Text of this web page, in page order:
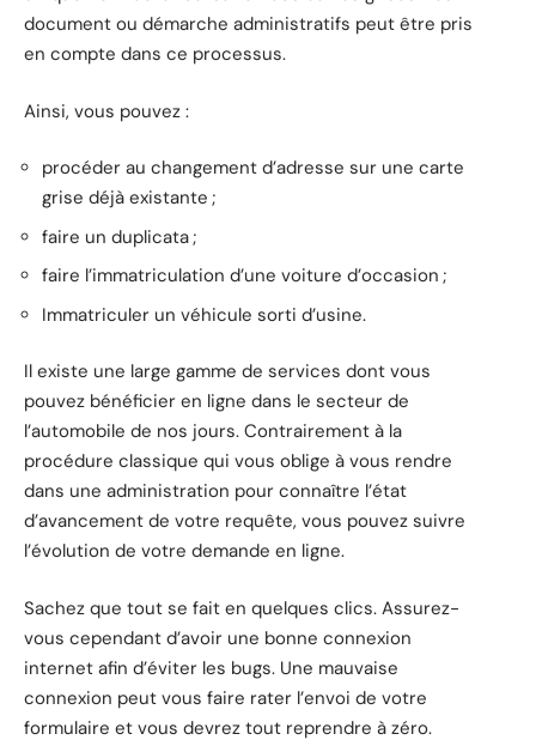
document ou démarche administratifs peut être pris
en compte dans ce processus.
Ainsi, vous pouvez :
procéder au changement d’adresse sur une carte
grise déjà existante ;
faire un duplicata ;
faire l’immatriculation d’une voiture d’occasion ;
Immatriculer un véhicule sorti d’usine.
Il existe une large gamme de services dont vous
pouvez bénéficier en ligne dans le secteur de
l’automobile de nos jours. Contrairement à la
procédure classique qui vous oblige à vous rendre
dans une administration pour connaître l’état
d’avancement de votre requête, vous pouvez suivre
l’évolution de votre demande en ligne.
Sachez que tout se fait en quelques clics. Assurez-
vous cependant d’avoir une bonne connexion
internet afin d’éviter les bugs. Une mauvaise
connexion peut vous faire rater l’envoi de votre
formulaire et vous devrez tout reprendre à zéro.